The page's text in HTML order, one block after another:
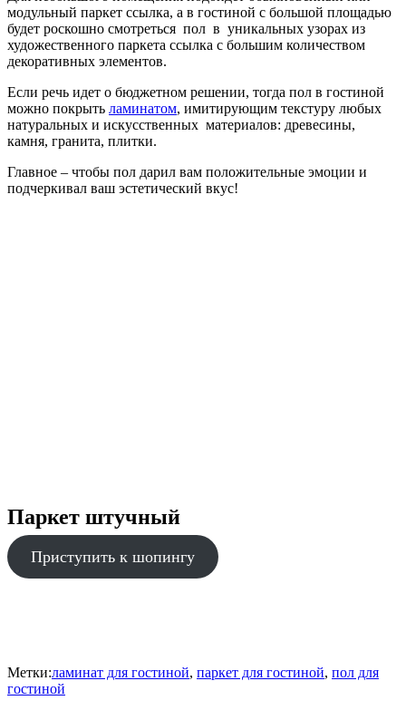
модульный паркет ссылка, а в гостиной с большой площадью
будет роскошно смотреться пол в уникальных узорах из
художественного паркета ссылка с большим количеством
декоративных элементов.
Если речь идет о бюджетном решении, тогда пол в гостиной
можно покрыть ламинатом, имитирующим текстуру любых
натуральных и искусственных материалов: древесины,
камня, гранита, плитки.
Главное – чтобы пол дарил вам положительные эмоции и
подчеркивал ваш эстетический вкус!
Паркет штучный
Приступить к шопингу
Метки:ламинат для гостиной, паркет для гостиной, пол для
гостиной